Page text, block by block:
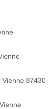
Vienne 87430